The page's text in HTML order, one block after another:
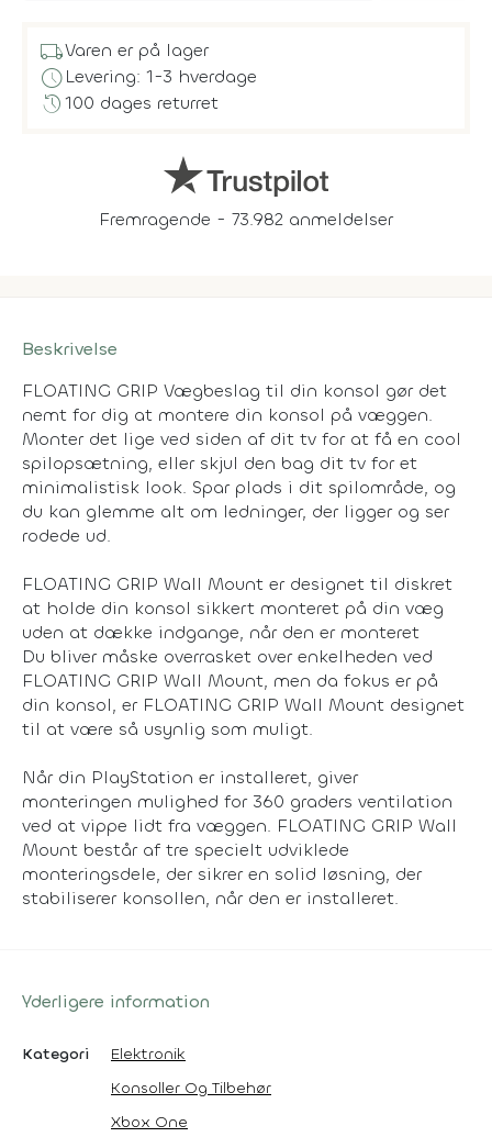
local_shippingVaren er på lager
scheduleLevering: 1-3 hverdage
history100 dages returret
Fremragende - 73.982 anmeldelser
Beskrivelse
FLOATING GRIP Vægbeslag til din konsol gør det
nemt for dig at montere din konsol på væggen.
Monter det lige ved siden af ​​dit tv for at få en cool
spilopsætning, eller skjul den bag dit tv for et
minimalistisk look. Spar plads i dit spilområde, og
du kan glemme alt om ledninger, der ligger og ser
rodede ud.
FLOATING GRIP Wall Mount er designet til diskret
at holde din konsol sikkert monteret på din væg
uden at dække indgange, når den er monteret
Du bliver måske overrasket over enkelheden ved
FLOATING GRIP Wall Mount, men da fokus er på
din konsol, er FLOATING GRIP Wall Mount designet
til at være så usynlig som muligt.
Når din PlayStation er installeret, giver
monteringen mulighed for 360 graders ventilation
ved at vippe lidt fra væggen. FLOATING GRIP Wall
Mount består af tre specielt udviklede
monteringsdele, der sikrer en solid løsning, der
stabiliserer konsollen, når den er installeret.
Yderligere information
Kategori
Elektronik
Konsoller Og Tilbehør
Xbox One